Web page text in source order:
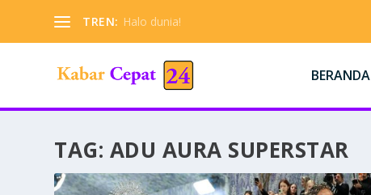
TREN: Halo dunia!
BERANDA
TAG: ADU AURA SUPERSTAR